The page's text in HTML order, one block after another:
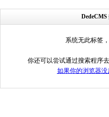
DedeCMS
系统无此标签
你还可以尝试通过搜索程序
如果你的浏览器